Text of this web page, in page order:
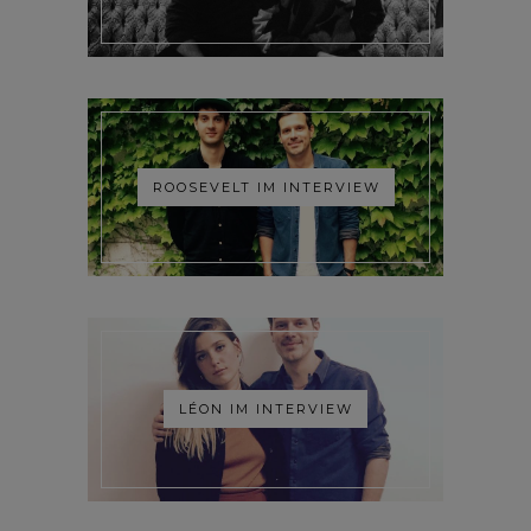
ROOSEVELT IM INTERVIEW
LÉON IM INTERVIEW